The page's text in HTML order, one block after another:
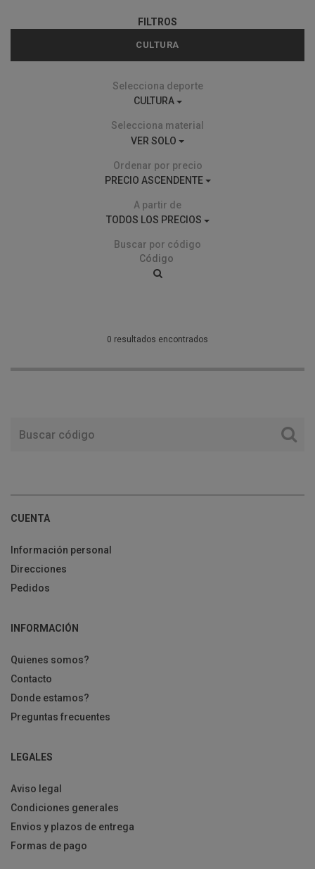
FILTROS
CULTURA
Selecciona deporte
CULTURA
Selecciona material
VER SOLO
Ordenar por precio
PRECIO ASCENDENTE
A partir de
TODOS LOS PRECIOS
Buscar por código
0 resultados encontrados
CUENTA
Información personal
Direcciones
Pedidos
INFORMACIÓN
Quienes somos?
Contacto
Donde estamos?
Preguntas frecuentes
LEGALES
Aviso legal
Condiciones generales
Envios y plazos de entrega
Formas de pago